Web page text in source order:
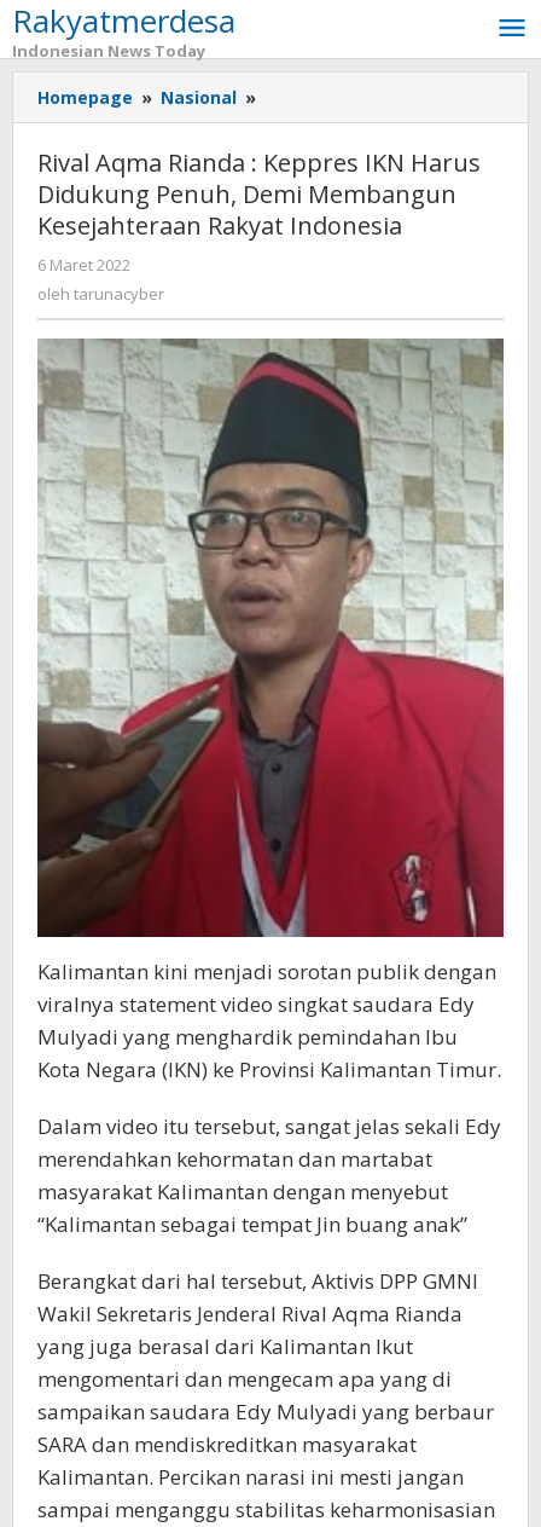
Lewati
ke
konten
Rakyatmerdesa
Indonesian News Today
Homepage » Nasional »
Aqma
Keppres
IKN
Demi
Membangun
Kesejahteraan
Rakyat
Rival Aqma Rianda : Keppres IKN Harus
Didukung Penuh, Demi Membangun
Kesejahteraan Rakyat Indonesia
6 Maret 2022
tarunacyber
oleh tarunacyber
Kalimantan kini menjadi sorotan publik dengan
viralnya statement video singkat saudara Edy
Mulyadi yang menghardik pemindahan Ibu
Kota Negara (IKN) ke Provinsi Kalimantan Timur.
Dalam video itu tersebut, sangat jelas sekali Edy
merendahkan kehormatan dan martabat
masyarakat Kalimantan dengan menyebut
“Kalimantan sebagai tempat Jin buang anak”
Berangkat dari hal tersebut, Aktivis DPP GMNI
Wakil Sekretaris Jenderal Rival Aqma Rianda
yang juga berasal dari Kalimantan Ikut
mengomentari dan mengecam apa yang di
sampaikan saudara Edy Mulyadi yang berbaur
SARA dan mendiskreditkan masyarakat
Kalimantan. Percikan narasi ini mesti jangan
sampai menganggu stabilitas keharmonisasian